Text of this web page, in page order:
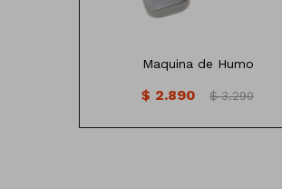
Maquina de Humo
$ 2.890 $ 3.290